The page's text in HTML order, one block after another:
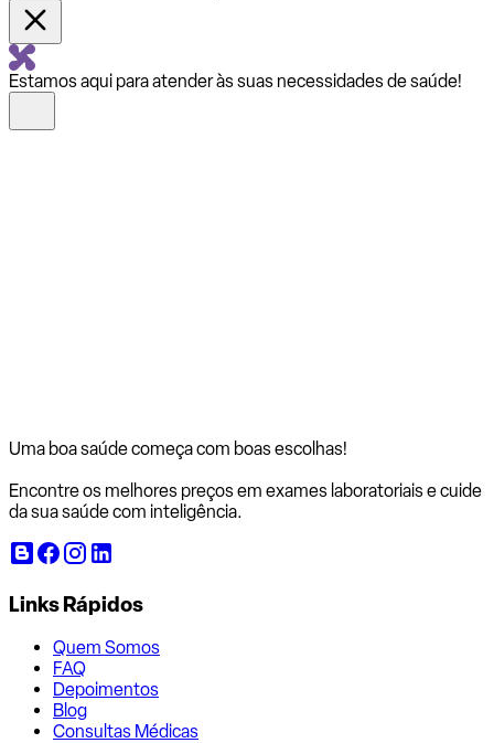
Estamos aqui para atender às suas necessidades de saúde!
Uma boa saúde começa com boas escolhas!
Encontre os melhores preços em exames laboratoriais e cuide
da sua saúde com inteligência.
Links Rápidos
Quem Somos
FAQ
Depoimentos
Blog
Consultas Médicas